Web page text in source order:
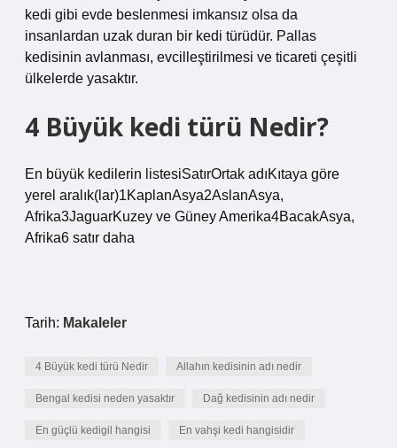
kedi gibi evde beslenmesi imkansız olsa da
insanlardan uzak duran bir kedi türüdür. Pallas
kedisinin avlanması, evcilleştirilmesi ve ticareti çeşitli
ülkelerde yasaktır.
4 Büyük kedi türü Nedir?
En büyük kedilerin listesiSatırOrtak adıKıtaya göre
yerel aralık(lar)1KaplanAsya2AslanAsya,
Afrika3JaguarKuzey ve Güney Amerika4BacakAsya,
Afrika6 satır daha
Tarih: Makaleler
4 Büyük kedi türü Nedir Allahın kedisinin adı nedir
Bengal kedisi neden yasaktır Dağ kedisinin adı nedir
En güçlü kedigil hangisi En vahşi kedi hangisidir